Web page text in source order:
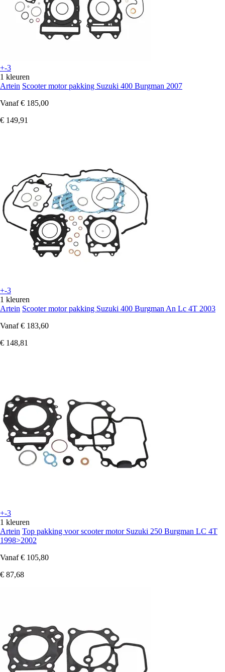
+-3
1 kleuren
Artein Scooter motor pakking Suzuki 400 Burgman 2007
Vanaf € 185,00
€ 149,91
+-3
1 kleuren
Artein Scooter motor pakking Suzuki 400 Burgman An Lc 4T 2003
Vanaf € 183,60
€ 148,81
+-3
1 kleuren
Artein Top pakking voor scooter motor Suzuki 250 Burgman LC 4T
1998>2002
Vanaf € 105,80
€ 87,68